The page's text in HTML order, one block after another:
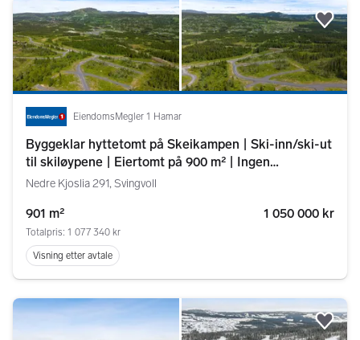
EiendomsMegler 1 Hamar
Byggeklar hyttetomt på Skeikampen | Ski-inn/ski-ut
til skiløypene | Eiertomt på 900 m² | Ingen
byggeklausul
Nedre Kjoslia 291, Svingvoll
901 m² 1 050 000 kr
Totalpris: 1 077 340 kr
Visning etter avtale